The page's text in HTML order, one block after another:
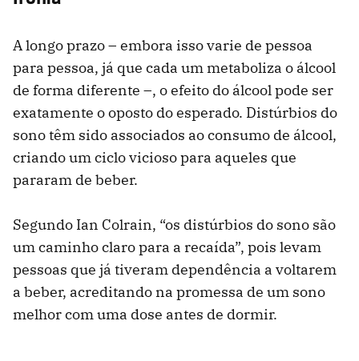
A longo prazo – embora isso varie de pessoa
para pessoa, já que cada um metaboliza o álcool
de forma diferente –, o efeito do álcool pode ser
exatamente o oposto do esperado. Distúrbios do
sono têm sido associados ao consumo de álcool,
criando um ciclo vicioso para aqueles que
pararam de beber.
Segundo Ian Colrain, “os distúrbios do sono são
um caminho claro para a recaída”, pois levam
pessoas que já tiveram dependência a voltarem
a beber, acreditando na promessa de um sono
melhor com uma dose antes de dormir.